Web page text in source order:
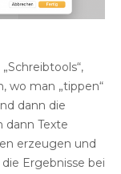
wo man „tippen“
dann die
dann Texte
erzeugen und
Ergebnisse bei